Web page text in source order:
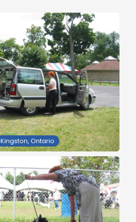
Kingston, Ontario